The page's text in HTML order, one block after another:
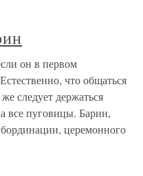
он в первом
что общаться
следует держаться
все пуговицы. Барин,
церемонного